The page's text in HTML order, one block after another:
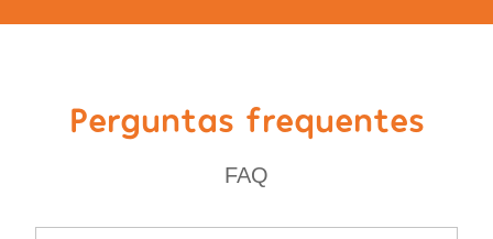
Perguntas frequentes
FAQ